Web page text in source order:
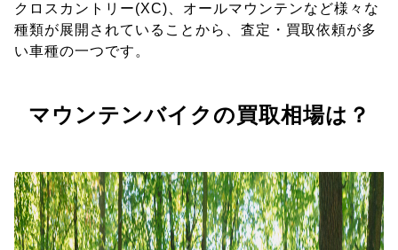
クロスカントリー(XC)、オールマウンテンなど様々な
種類が展開されていることから、査定・買取依頼が多
い車種の一つです。
マウンテンバイクの買取相場は？